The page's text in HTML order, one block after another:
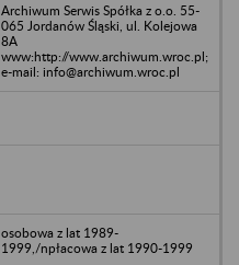
Archiwum Serwis Spółka z o.o. 55-
065 Jordanów Śląski, ul. Kolejowa
8A
www:http://www.archiwum.wroc.pl;
e-mail: info@archiwum.wroc.pl
osobowa z lat 1989-
1999,/npłacowa z lat 1990-1999